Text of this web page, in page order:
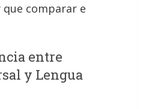
comparar e
entre
y Lengua